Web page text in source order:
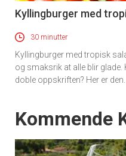
Kyllingburger med
30 minutter
Kyllingburger med tropisk
og smaksrik at alle blir glade.
doble oppskriften? Her er den.
Events
Kommende